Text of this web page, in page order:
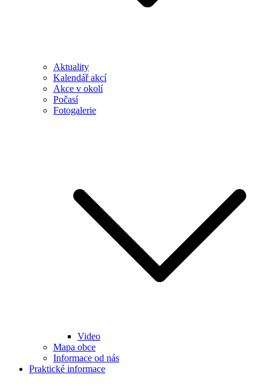
Aktuality
Kalendář akcí
Akce v okolí
Počasí
Fotogalerie
Video
Mapa obce
Informace od nás
Praktické informace